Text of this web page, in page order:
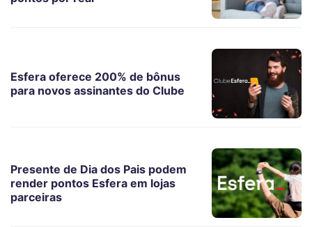
Esfera oferece 200% de bônus
para novos assinantes do Clube
Presente de Dia dos Pais podem
render pontos Esfera em lojas
parceiras